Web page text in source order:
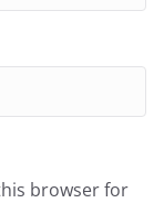
browser for